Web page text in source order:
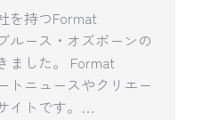
を持つFormat
ルース・オズボーンの
ました。 Format
トニュースやクリエー
イトです。…